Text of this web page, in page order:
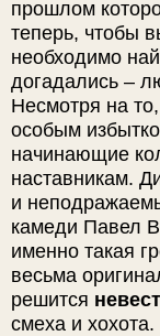
прошлом
теперь, чтобы
необходимо
догадались –
Несмотря на
особым
начинающие
наставникам.
и
камеди Павел
именно такая
весьма
решится
смеха и хохота.